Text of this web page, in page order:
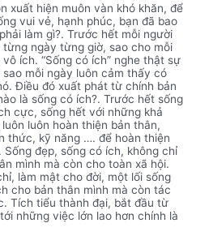
xuất hiện muôn vàn khó khăn, để
vui vẻ, hạnh phúc, bạn đã bao
làm gì?. Trước hết mỗi người
ngày từng giờ, sao cho mỗi
ích. “Sống có ích” nghe thật sự
mỗi ngày luôn cảm thấy có
Điều đó xuất phát từ chính bản
là sống có ích?. Trước hết sống
cực, sống hết với những khả
luôn hoàn thiện bản thân,
thức, kỹ năng …. để hoàn thiện
đẹp, sống có ích, không chỉ
mình mà còn cho toàn xã hội.
làm mật cho đời, một lối sống
cho bản thân mình mà còn tác
Tích tiểu thành đại, bắt đầu từ
những việc lớn lao hơn chính là